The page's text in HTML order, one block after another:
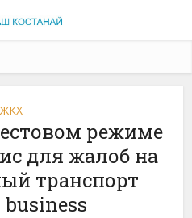
ЖКХ
режиме
для жалоб на
транспорт